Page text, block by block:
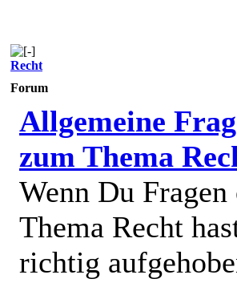
Recht
Forum
Allgemeine
zum Thema
Wenn Du
Thema Recht
richtig